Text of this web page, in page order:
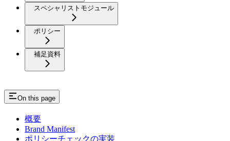
スペシャリストモジュール
ポリシー
補足資料
On this page
概要
Brand Manifest
ポリシーチェックの実装